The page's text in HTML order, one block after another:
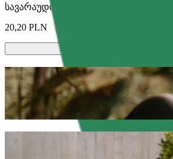
სავარაუდო ფასი
20,20 PLN
სკუტერები ან
გადაადგილდი ოლშტინი-ში
გადმოწერე Bolt
გადაადგილდი Face